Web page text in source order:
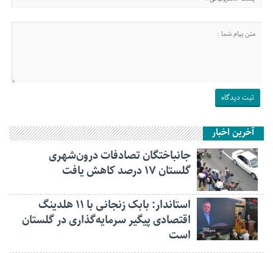
آخرین اخبار
جانباختگان تصادفات درون‌شهری
گلستان ۱۷ درصد کاهش یافت
استاندار: بابک زنجانی با ۱۱ هلدینگ
اقتصادی پیگیر سرمایه‌گذاری در گلستان
است